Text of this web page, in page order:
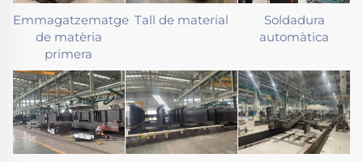
Emmagatzematge
de matèria
primera
Tall de material
Soldadura
automàtica